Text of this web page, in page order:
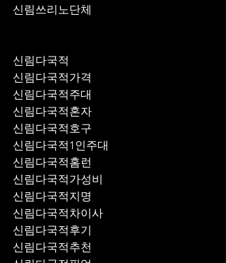
신림쓰리노단체
신림다국적
신림다국적가격
신림다국적주대
신림다국적혼자
신림다국적호구
신림다국적1인주대
신림다국적홈런
신림다국적가성비
신림다국적지명
신림다국적차이사
신림다국적후기
신림다국적추천